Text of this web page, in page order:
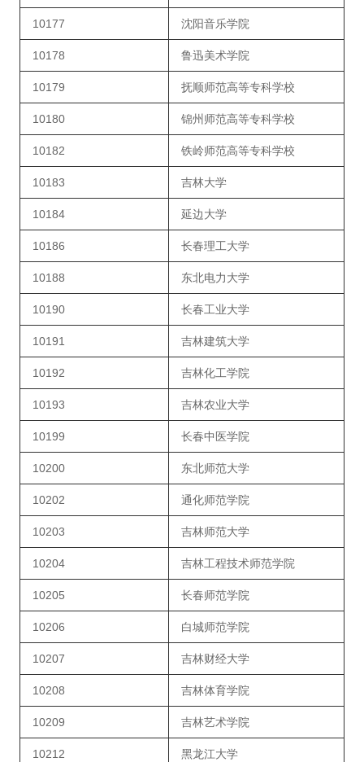
10177 沈阳音乐学院
10178 鲁迅美术学院
10179 抚顺师范高等专科学校
10180 锦州师范高等专科学校
10182 铁岭师范高等专科学校
10183 吉林大学
10184 延边大学
10186 长春理工大学
10188 东北电力大学
10190 长春工业大学
10191 吉林建筑大学
10192 吉林化工学院
10193 吉林农业大学
10199 长春中医学院
10200 东北师范大学
10202 通化师范学院
10203 吉林师范大学
10204 吉林工程技术师范学院
10205 长春师范学院
10206 白城师范学院
10207 吉林财经大学
10208 吉林体育学院
10209 吉林艺术学院
10212 黑龙江大学